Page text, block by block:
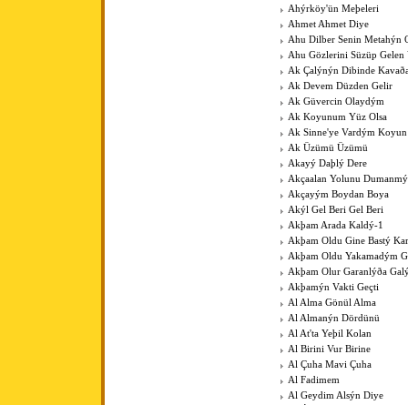
Ahýrköy'ün Meþeleri
Ahmet Ahmet Diye
Ahu Dilber Senin Metahýn
Ahu Gözlerini Süzüp Gelen
Ak Çalýnýn Dibinde
Ak Devem Düzden Gelir
Ak Güvercin Olaydým
Ak Koyunum Yüz Olsa
Ak Sinne'ye Vardým Koyun
Ak Üzümü Üzümü
Akayý Daþlý Dere
Akçaalan Yolunu
Akçayým Boydan Boya
Akýl Gel Beri Gel Beri
Akþam Arada Kaldý-1
Akþam Oldu Gine Bastý
Akþam Oldu Yakamadým
Akþam Olur Garanlýða
Akþamýn Vakti Geçti
Al Alma Gönül Alma
Al Almanýn Dördünü
Al At'ta Yeþil Kolan
Al Birini Vur Birine
Al Çuha Mavi Çuha
Al Fadimem
Al Geydim Alsýn Diye